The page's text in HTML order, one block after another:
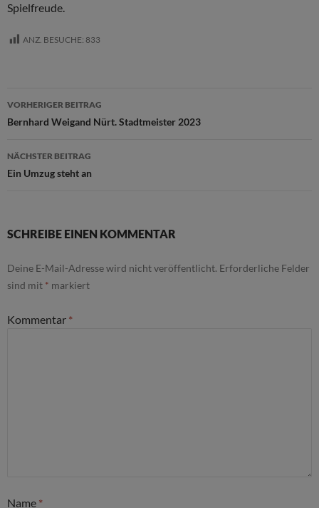
Spielfreude.
ANZ. BESUCHE: 833
Beitragsnavigation
VORHERIGER BEITRAG
Bernhard Weigand Nürt. Stadtmeister 2023
NÄCHSTER BEITRAG
Ein Umzug steht an
SCHREIBE EINEN KOMMENTAR
Deine E-Mail-Adresse wird nicht veröffentlicht. Erforderliche Felder
sind mit * markiert
Kommentar *
Name *